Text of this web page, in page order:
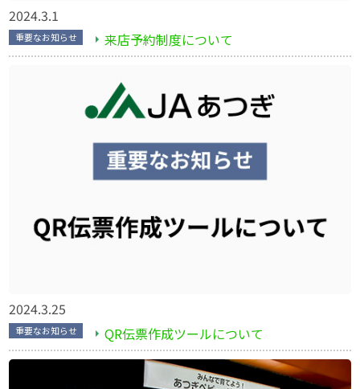
2024.3.1
重要なお知らせ 来店予約制度について
2024.3.25
重要なお知らせ QR伝票作成ツールについて